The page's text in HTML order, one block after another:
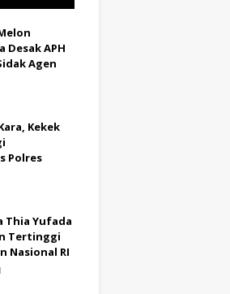
Desak APH
Agen
Kekek
Polres
Thia Yufada
Tertinggi
Nasional RI